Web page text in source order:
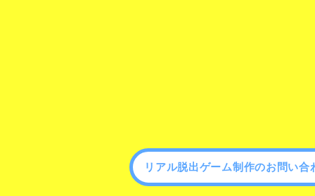
リアル脱出ゲーム制作のお問い合